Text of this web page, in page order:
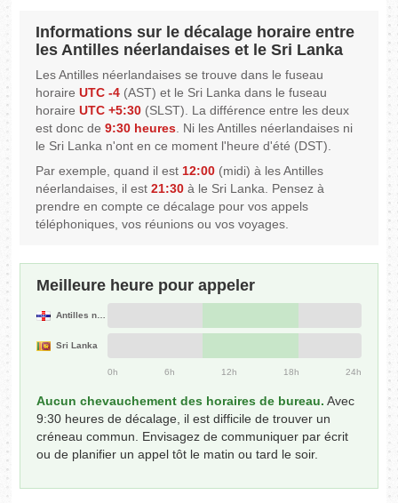
Informations sur le décalage horaire entre
les Antilles néerlandaises et le Sri Lanka
Les Antilles néerlandaises se trouve dans le fuseau
horaireUTC -4 (AST) et le Sri Lanka dans le fuseau
horaireUTC +5:30 (SLST). La différence entre les deux
est donc de9:30 heures. Ni les Antilles néerlandaises ni
le Sri Lanka n'ont en ce moment l'heure d'été (DST).
Par exemple, quand il est12:00 (midi) à les Antilles
néerlandaises, il est21:30 à le Sri Lanka. Pensez à
prendre en compte ce décalage pour vos appels
téléphoniques, vos réunions ou vos voyages.
Meilleure heure pour appeler
Antilles néerlandaises
Sri Lanka
0h 6h 12h 18h 24h
Aucun chevauchement des horaires de bureau. Avec
9:30 heures de décalage, il est difficile de trouver un
créneau commun. Envisagez de communiquer par écrit
ou de planifier un appel tôt le matin ou tard le soir.